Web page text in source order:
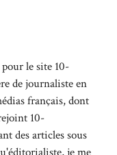
le site 10-
de journaliste en
français, dont
10-
des articles sous